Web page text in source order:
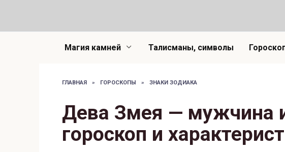
Магия камней Талисманы, символы
ГЛАВНАЯ » ГОРОСКОПЫ » ЗНАКИ ЗОДИАКА
Дева Змея — мужчина
гороскоп и